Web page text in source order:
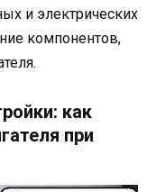
и электрических
компонентов,
как
при